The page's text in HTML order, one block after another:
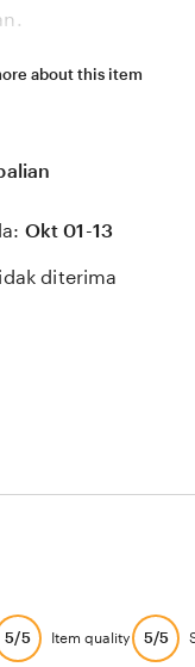
about this item
Okt 01-13
diterima
5/5 Item quality 5/5